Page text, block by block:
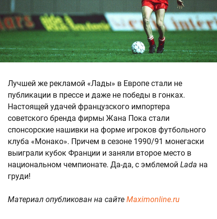
Лучшей же рекламой «Лады» в Европе стали не
публикации в прессе и даже не победы в гонках.
Настоящей удачей французского импортера
советского бренда фирмы Жана Пока стали
спонсорские нашивки на форме игроков футбольного
клуба «Монако». Причем в сезоне 1990/91 монегаски
выиграли кубок Франции и заняли второе место в
национальном чемпионате. Да-да, с эмблемой Lada на
груди!
Материал опубликован на сайте Maximonline.ru